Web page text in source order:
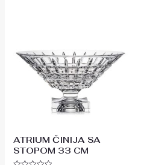
ATRIUM ČINIJA SA
STOPOM 33 CM